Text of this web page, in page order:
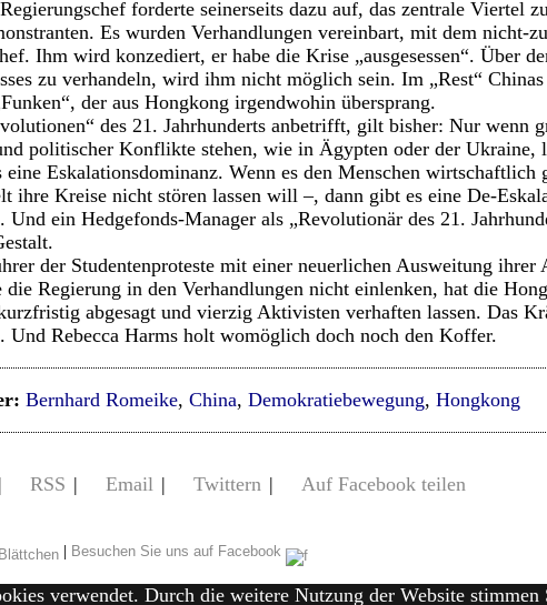
forderte seinerseits dazu auf, das zentrale Viertel
Es wurden Verhandlungen vereinbart, mit dem nicht-
Ihm wird konzediert, er habe die Krise „ausgesessen“. Über
zu verhandeln, wird ihm nicht möglich sein. Im „Rest“
der aus Hongkong irgendwohin übersprang.
des 21. Jahrhunderts anbetrifft, gilt bisher: Nur wenn
politischer Konflikte stehen, wie in Ägypten oder der Ukraine,
eine Eskalationsdominanz. Wenn es den Menschen wirtschaftlich
ihre Kreise nicht stören lassen will –, dann gibt es eine De-
Und ein Hedgefonds-Manager als „Revolutionär des 21.
der Studentenproteste mit einer neuerlichen Ausweitung
die Regierung in den Verhandlungen nicht einlenken, hat die
abgesagt und vierzig Aktivisten verhaften lassen. Das
Und Rebecca Harms holt womöglich doch noch den Koffer.
Bernhard Romeike, China, Demokratiebewegung, Hongkong
| RSS | Email | Twittern | Auf Facebook teilen
| Besuchen Sie uns auf Facebook
verwendet. Durch die weitere Nutzung der Website